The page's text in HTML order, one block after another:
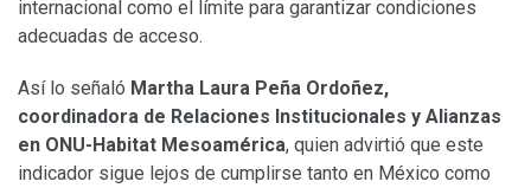
internacional como el límite para garantizar condiciones
adecuadas de acceso.
Así lo señaló Martha Laura Peña Ordoñez,
coordinadora de Relaciones Institucionales y Alianzas
en ONU-Habitat Mesoamérica, quien advirtió que este
indicador sigue lejos de cumplirse tanto en México como